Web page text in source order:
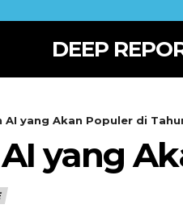
DEEP
AI yang Akan Populer di
yang